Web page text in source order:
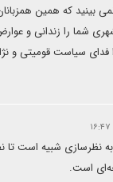
بینید که همین
فدای سیاست قومیتی و
به نظرسازی شبیه است
است.